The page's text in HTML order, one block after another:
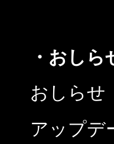
・おしら
おしらせ
アップデ